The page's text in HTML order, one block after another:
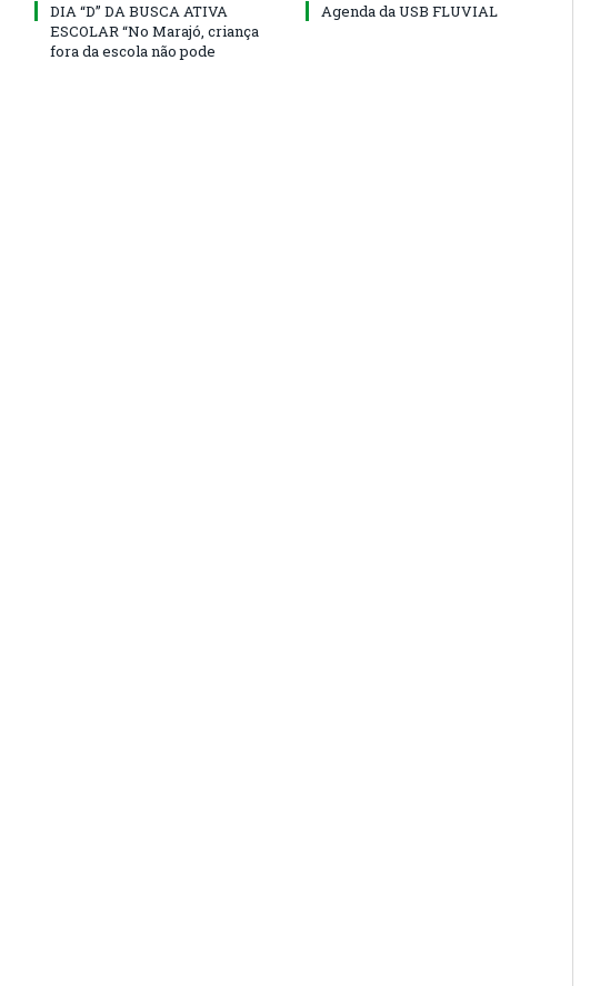
DIA “D” DA BUSCA ATIVA
ESCOLAR “No Marajó, criança
fora da escola não pode
Agenda da USB FLUVIAL